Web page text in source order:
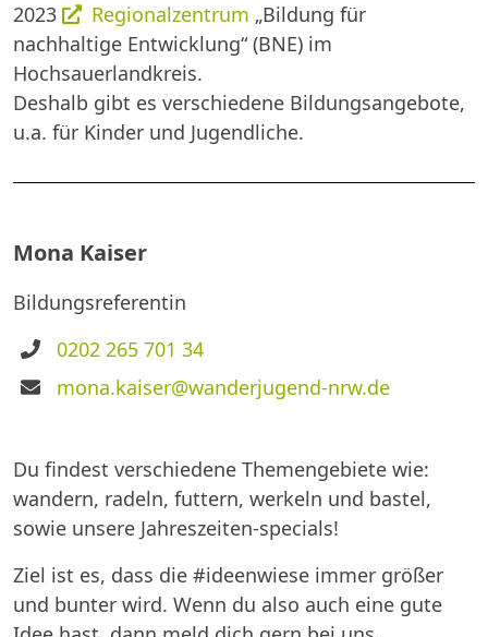
2023
Regionalzentrum „Bildung für
nachhaltige Entwicklung“ (BNE) im
Hochsauerlandkreis.
Deshalb gibt es verschiedene Bildungsangebote,
u.a. für Kinder und Jugendliche.
Mona Kaiser
Bildungsreferentin
Telefon
0202 265 701 34
E-
mona.kaiser@wanderjugend-nrw.de
Du findest verschiedene Themengebiete wie:
wandern, radeln, futtern, werkeln und bastel,
sowie unsere Jahreszeiten-specials!
Ziel ist es, dass die #ideenwiese immer größer
und bunter wird. Wenn du also auch eine gute